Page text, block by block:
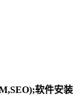
软件安装